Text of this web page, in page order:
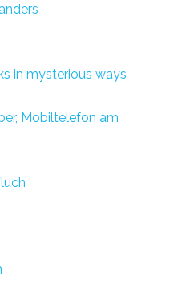
in mysterious ways
Mobiltelefon am